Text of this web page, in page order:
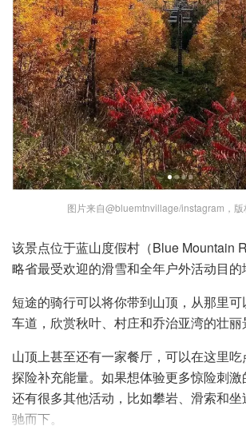
图片来自@bluemtnvillage/instagram，版
该景点位于蓝山度假村（Blue Mountain
略省最受欢迎的滑雪和全年户外活动目的
短途的骑行可以将你带到山顶，从那里
车道，欣赏秋叶、村庄和乔治亚湾的壮丽
山顶上甚至还有一家餐厅，可以在这里
探险补充能量。如果想体验更多惊险刺
还有很多其他活动，比如攀岩、滑索和
驰而下。